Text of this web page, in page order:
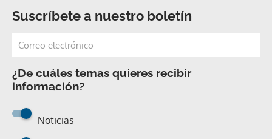
Suscríbete a nuestro boletín
¿De cuáles temas quieres recibir
información?
Noticias